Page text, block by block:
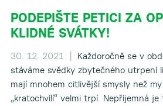
PODEPIŠTE PETICI ZA
KLIDNÉ SVÁTKY!
30. 12. 2021 |
Každoročně se v
stáváme svědky zbytečného utrpení
mají mnohem citlivější smysly než
„kratochvílí“ velmi trpí. Nepříjemná